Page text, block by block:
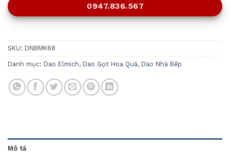
0947.836.567
SKU: DNBMK68
Danh mục: Dao Elmich, Dao Gọt Hoa Quả, Dao Nhà Bếp
Mô tả